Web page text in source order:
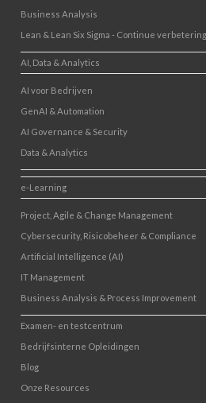
Business Analysis
Lean & Lean Six Sigma - Continue
AI, Data & Analytics
AI voor Bedrijven
GenAI & Automation
AI Governance & Security
Data & Analytics
e-Learning
Project, Agile & Change Management
Cybersecurity, Risicobeheer & Compliance
Artificial Intelligence (AI)
IT Management
Business Analysis & Process Improvement
Examen- en testcentrum
Bedrijfsinterne Opleidingen
Blog
Onze Resources